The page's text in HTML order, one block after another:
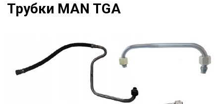
Трубки MAN TGA